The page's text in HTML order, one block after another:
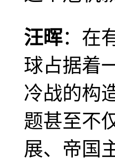
汪晖：在
球占据着
冷战的构
题甚至不
展、帝国